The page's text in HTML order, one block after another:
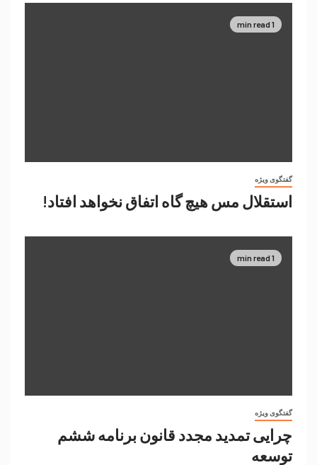
1 min read
گفتگوی ویژه
استقلال مس هیچ گاه اتفاق نخواهد افتاد!
1 min read
گفتگوی ویژه
چرایی تمدید مجدد قانون برنامه ششم
توسعه